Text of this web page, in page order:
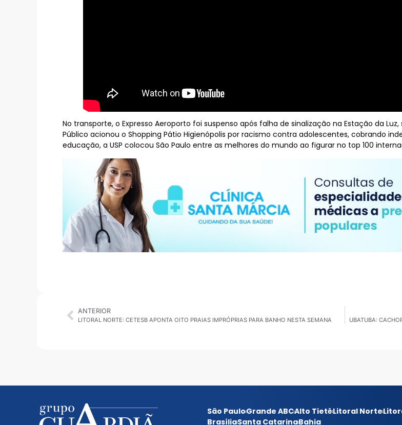
No transporte, o Expresso Aeroporto foi suspenso após falha de sinalização na Estação da
Público acionou o Shopping Pátio Higienópolis por racismo contra adolescentes, cobrando
educação, a USP colocou São Paulo entre as melhores do mundo ao figurar no top 100
ANTERIOR
LITORAL NORTE: CETESB APONTA OITO PRAIAS IMPRÓPRIAS PARA BANHO NESTA SEMANA UBATUBA:
São PauloGrande ABCAlto TietêLitoral Norte
BrasíliaSanta CatarinaBahia